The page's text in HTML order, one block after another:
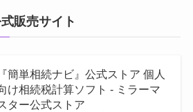
販売サイト
『簡単相続ナビ』公式ストア 個人
け相続税計算ソフト - ミラーマ
ター公式ストア